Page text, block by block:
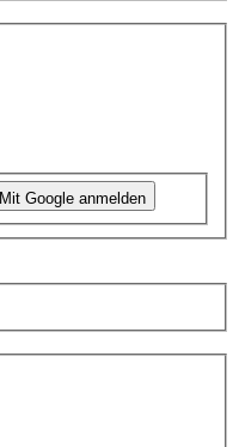
Mit Google anmelden